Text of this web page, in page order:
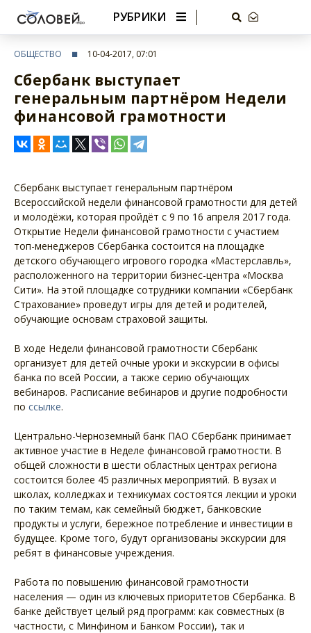
РУБРИКИ
ОБЩЕСТВО 10-04-2017, 07:01
Сбербанк выступает
генеральным партнёром Недели
финансовой грамотности
Сбербанк выступает генеральным партнёром
Всероссийской недели финансовой грамотности для детей
и молодёжи, которая пройдёт с 9 по 16 апреля 2017 года.
Открытие Недели финансовой грамотности с участием
топ-менеджеров Сбербанка состоится на площадке
детского обучающего игрового городка «Мастерславль»,
расположенного на территории бизнес-центра «Москва
Сити». На этой площадке сотрудники компании «Сбербанк
Страхование» проведут игры для детей и родителей,
обучающие основам страховой защиты.
В ходе Недели финансовой грамотности Сбербанк
организует для детей очные уроки и экскурсии в офисы
банка по всей России, а также серию обучающих
вебинаров. Расписание вебинаров и другие подробности
по ссылке.
Центрально-Черноземный банк ПАО Сбербанк принимает
активное участие в Неделе финансовой грамотности. В
общей сложности в шести областных центрах региона
состоится более 45 различных мероприятий. В вузах и
школах, колледжах и техникумах состоятся лекции и уроки
по таким темам, как семейный бюджет, банковские
продукты и услуги, бережное потребление и инвестиции в
будущее. Кроме того, будут организованы экскурсии для
ребят в финансовые учреждения.
Работа по повышению финансовой грамотности
населения — один из ключевых приоритетов Сбербанка. В
банке действует целый ряд программ: как совместных (в
частности, с Минфином и Банком России), так и